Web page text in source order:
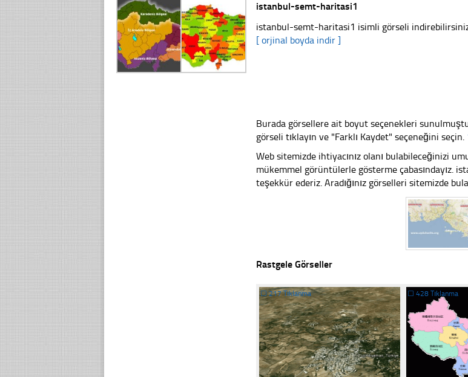
istanbul-semt-haritasi1
istanbul-semt-haritasi1 isimli görseli
[ orjinal boyda indir ]
Burada görsellere ait boyut seçenekleri
görseli tıklayın ve "Farklı Kaydet" seçeneğini seçin.
Web sitemizde ihtiyacınız olanı bulabileceğinizi
mükemmel görüntülerle gösterme
teşekkür ederiz. Aradığınız görselleri sitemizde
Rastgele Görseller
☐217 Tıklanma ☐ 428 Tıklanma